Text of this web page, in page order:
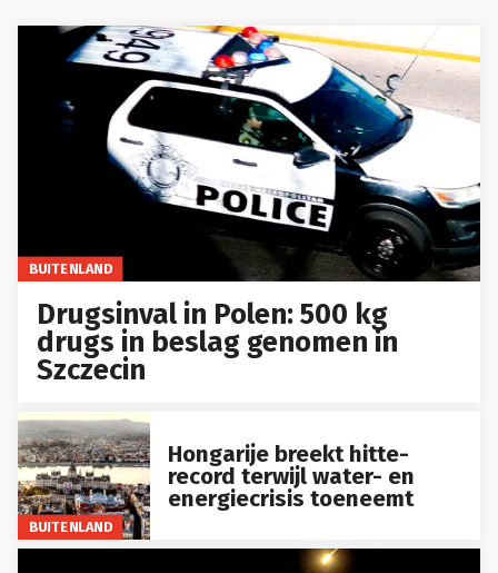
BUITENLAND
Drugsinval in Polen: 500 kg
drugs in beslag genomen in
Szczecin
BUITENLAND
Hongarije breekt hitte-
record terwijl water- en
energiecrisis toeneemt